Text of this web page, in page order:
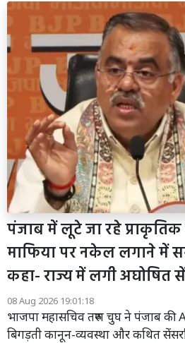
पंजाब में लूटे जा रहे
माफिया पर नकेल लगाने में
कहा- राज्य में लगी अघोषित
08 Aug 2026 19:01:18
भाजपा महासचिव तरुण चुघ ने पंजाब
बिगड़ती कानून-व्यवस्था और कथित